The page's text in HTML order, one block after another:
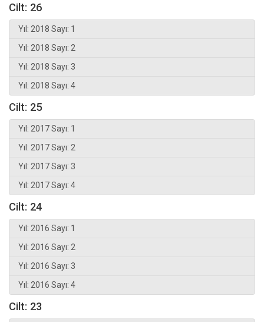
Cilt: 26
Yıl: 2018 Sayı: 1
Yıl: 2018 Sayı: 2
Yıl: 2018 Sayı: 3
Yıl: 2018 Sayı: 4
Cilt: 25
Yıl: 2017 Sayı: 1
Yıl: 2017 Sayı: 2
Yıl: 2017 Sayı: 3
Yıl: 2017 Sayı: 4
Cilt: 24
Yıl: 2016 Sayı: 1
Yıl: 2016 Sayı: 2
Yıl: 2016 Sayı: 3
Yıl: 2016 Sayı: 4
Cilt: 23